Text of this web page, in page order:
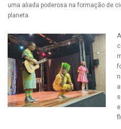
uma aliada poderosa na formação de
planeta.